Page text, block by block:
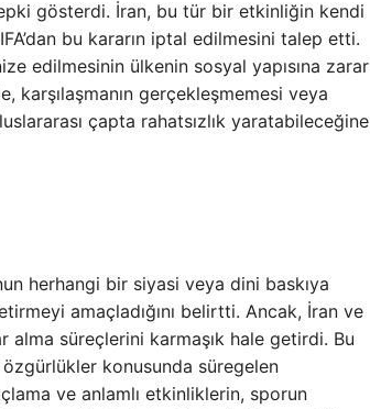
gösterdi. İran, bu tür bir etkinliğin kendi
bu kararın iptal edilmesini talep etti.
edilmesinin ülkenin sosyal yapısına zarar
karşılaşmanın gerçekleşmemesi veya
çapta rahatsızlık yaratabileceğine
herhangi bir siyasi veya dini baskıya
amaçladığını belirtti. Ancak, İran ve
alma süreçlerini karmaşık hale getirdi. Bu
konusunda süregelen
ve anlamlı etkinliklerin, sporun